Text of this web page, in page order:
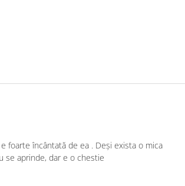
foarte încântată de ea . Deși exista o mica
se aprinde, dar e o chestie